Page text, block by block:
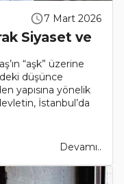
7 Mart 2026
Siyaset ve
“aşk” üzerine
düşünce
yapısına yönelik
İstanbul’da
Devamı..